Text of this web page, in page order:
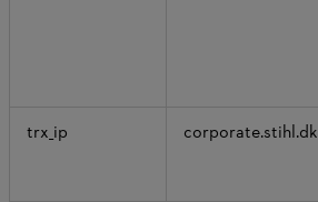
trx_ip corporate.stihl.dk